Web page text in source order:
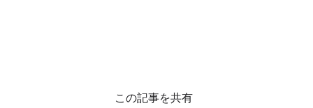
この記事を共有